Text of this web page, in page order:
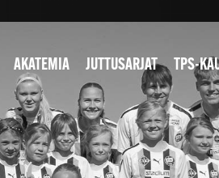
AKATEMIA JUTTUSARJAT TPS-